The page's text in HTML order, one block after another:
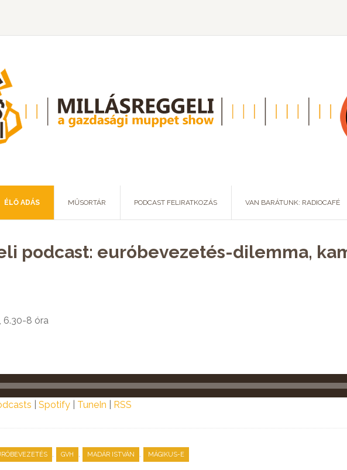
ÉLŐ ADÁS MŰSORTÁR PODCAST FELIRATKOZÁS VAN BARÁTUNK: RADIOCAFÉ
podcast: euróbevezetés-dilemma,
6.30-8 óra
Spotify TuneIn RSS
, GVH , MADÁR ISTVÁN , MÁGIKUS-E